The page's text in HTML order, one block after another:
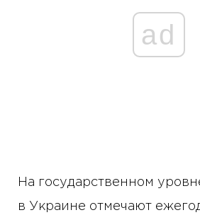
ad
На государственном
в Украине отмечают